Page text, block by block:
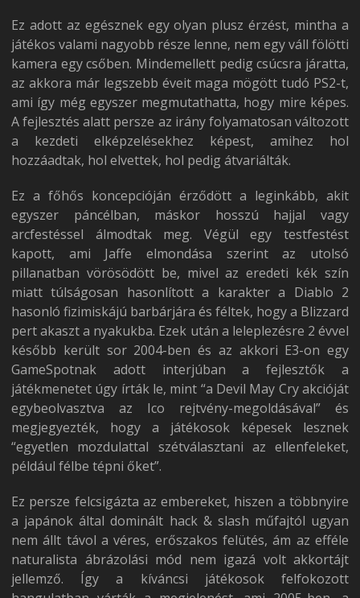
Ez adott az egésznek egy olyan plusz érzést, mintha a
játékos valami nagyobb része lenne, nem egy váll fölötti
kamera egy csőben. Mindemellett pedig csúcsra járatta,
az akkora már legszebb éveit maga mögött tudó PS2-t,
ami így még egyszer megmutathatta, hogy mire képes.
A fejlesztés alatt persze az irány folyamatosan változott
a kezdeti elképzelésekhez képest, amihez hol
hozzáadtak, hol elvettek, hol pedig átvariálták.
Ez a főhős koncepcióján érződött a leginkább, akit
egyszer páncélban, máskor hosszú hajjal vagy
arcfestéssel álmodtak meg. Végül egy testfestést
kapott, ami Jaffe elmondása szerint az utolsó
pillanatban vörösödött be, mivel az eredeti kék szín
miatt túlságosan hasonlított a karakter a Diablo 2
hasonló fizimiskájú barbárjára és féltek, hogy a Blizzard
pert akaszt a nyakukba. Ezek után a leleplezésre 2 évvel
később került sor 2004-ben és az akkori E3-on egy
GameSpotnak adott interjúban a fejlesztők a
játékmenetet úgy írták le, mint “a Devil May Cry akcióját
egybeolvasztva az Ico rejtvény-megoldásával” és
megjegyezték, hogy a játékosok képesek lesznek
“egyetlen mozdulattal szétválasztani az ellenfeleket,
például félbe tépni őket”.
Ez persze felcsigázta az embereket, hiszen a többnyire
a japánok által dominált hack & slash műfajtól ugyan
nem állt távol a véres, erőszakos felütés, ám az efféle
naturalista ábrázolási mód nem igazá volt akkortájt
jellemző. Így a kíváncsi játékosok felfokozott